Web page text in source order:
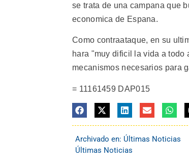
se trata de una campana que
economica de Espana.
Como contraataque, en su
hara "muy dificil la vida a
mecanismos necesarios para
= 11161459 DAP015
Archivado en: Últimas Noticias
Últimas Noticias